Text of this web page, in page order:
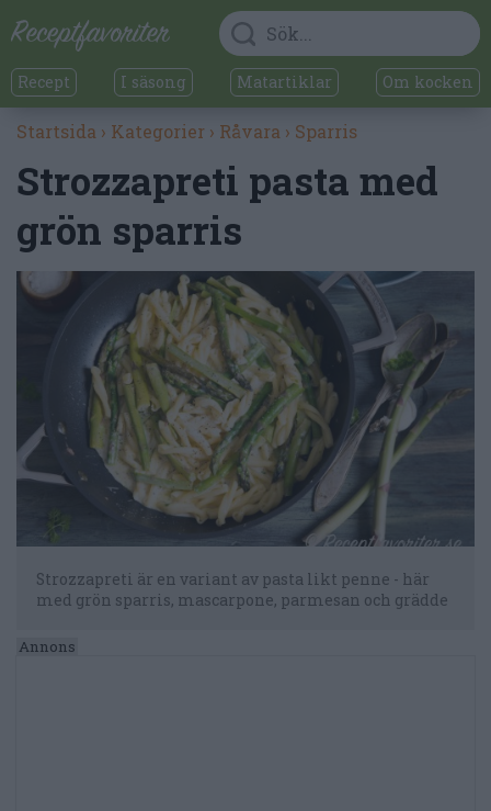
Recept I säsong Matartiklar Om kocken
Startsida › Kategorier › Råvara › Sparris
Strozzapreti pasta med
grön sparris
Strozzapreti är en variant av pasta likt penne - här
med grön sparris, mascarpone, parmesan och grädde